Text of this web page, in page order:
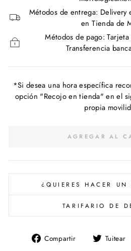
Métodos de entrega: Delivery
en Tienda de
Métodos de pago:
Transferencia
*Si desea una hora específica
opción "Recojo en tienda" en el
propia
AGREGAR AL
¿QUIERES HACER
TARIFARIO DE
Compartir
CompartirTuitear